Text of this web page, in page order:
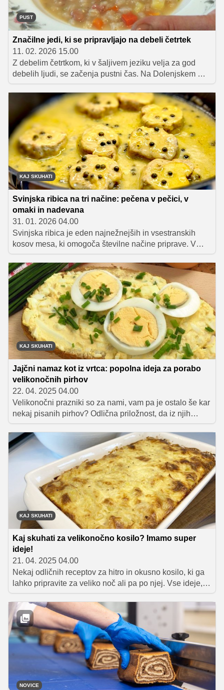
PUST
Značilne jedi, ki se pripravljajo na debeli četrtek
11. 02. 2026 15.00
Z debelim četrtkom, ki v šaljivem jeziku velja za god
debelih ljudi, se začenja pustni čas. Na Dolenjskem mu
pravijo tolsti četrtek, na Gorenjskem ga poznajo kot mali
pust, v Prekmurju pa praznujejo mali fajnšček. In če
sledimo izročilu, se mora miza na ta dan šibiti od
mastnih in nasitnih jedi.
KAJ SKUHATI
Svinjska ribica na tri načine: pečena v pečici, v
omaki in nadevana
31. 01. 2026 04.00
Svinjska ribica je eden najnežnejših in vsestranskih
kosov mesa, ki omogoča številne načine priprave. V
članku predstavljamo ideje za tri okusne različice –
pečeno v pečici, pripravljeno v bogati omaki in
nadevano. Recepti dokazujejo, da lahko iz iste osnove
ustvarimo povsem različne jedi, primerne tako za
vsakdan kot za posebne priložnosti.
KAJ SKUHATI
Jajčni namaz kot iz vrtca: popolna ideja za porabo
velikonočnih pirhov
22. 04. 2025 04.00
Velikonočni prazniki so za nami, vam pa je ostalo še kar
nekaj pisanih pirhov? Odlična priložnost, da iz njih
pripravite nekaj okusnega, preprostega in povsem
domačega! Jajčni namaz je ena izmed tistih klasičnih
jedi, ki nas takoj vrne v brezskrbne dni osnovne šole in
vrtca. Mehka tekstura, blagi okusi in obvezne kisle
kumarice – to je okusen recept, ki nikoli ne razočara.
KAJ SKUHATI
Kaj skuhati za velikonočno kosilo? Imamo super
ideje!
21. 04. 2025 04.00
Nekaj odličnih receptov za hitro in okusno kosilo, ki ga
lahko pripravite za veliko noč ali pa po njej. Vse ideje, ki
vam jih tokrat ponujamo, so tudi odlična rešitev za
porabo klasičnih velikonočnih dobrot, kot so šunka, pirhi
in hren. Dodali pa smo tudi nekaj super receptov, da
boste lahko porabili kruh, ki ob praznikih tudi ne sme
manjkati na mizi.
NOVICE